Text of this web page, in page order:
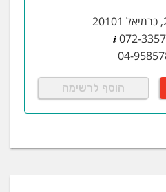
072-
04-
הוסף לרשימה